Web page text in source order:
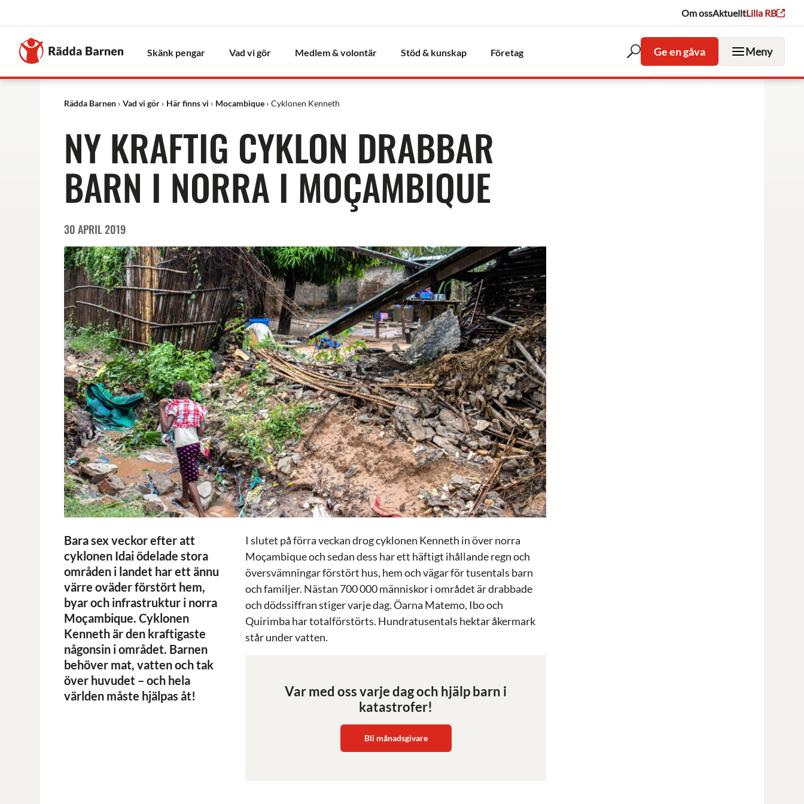
Om ossAktuelltLilla RB
Till
Rädda
Barnens
startsida
Skänk pengar Vad vi gör Medlem & volontär Stöd & kunskap Företag
Öppna
sökfältet
Ge en gåva Meny
Rädda Barnen Vad vi gör Här finns vi Mocambique Cyklonen Kenneth
NY KRAFTIG CYKLON DRABBAR
BARN I NORRA I MOÇAMBIQUE
30 APRIL 2019
Bara sex veckor efter att
cyklonen Idai ödelade stora
områden i landet har ett ännu
värre oväder förstört hem,
byar och infrastruktur i norra
Moçambique. Cyklonen
Kenneth är den kraftigaste
någonsin i området. Barnen
behöver mat, vatten och tak
över huvudet – och hela
världen måste hjälpas åt!
I slutet på förra veckan drog cyklonen Kenneth in över norra
Moçambique och sedan dess har ett häftigt ihållande regn och
översvämningar förstört hus, hem och vägar för tusentals barn
och familjer. Nästan 700 000 människor i området är drabbade
och dödssiffran stiger varje dag. Öarna Matemo, Ibo och
Quirimba har totalförstörts. Hundratusentals hektar åkermark
står under vatten.
Var med oss varje dag och hjälp barn i
katastrofer!
Bli månadsgivare